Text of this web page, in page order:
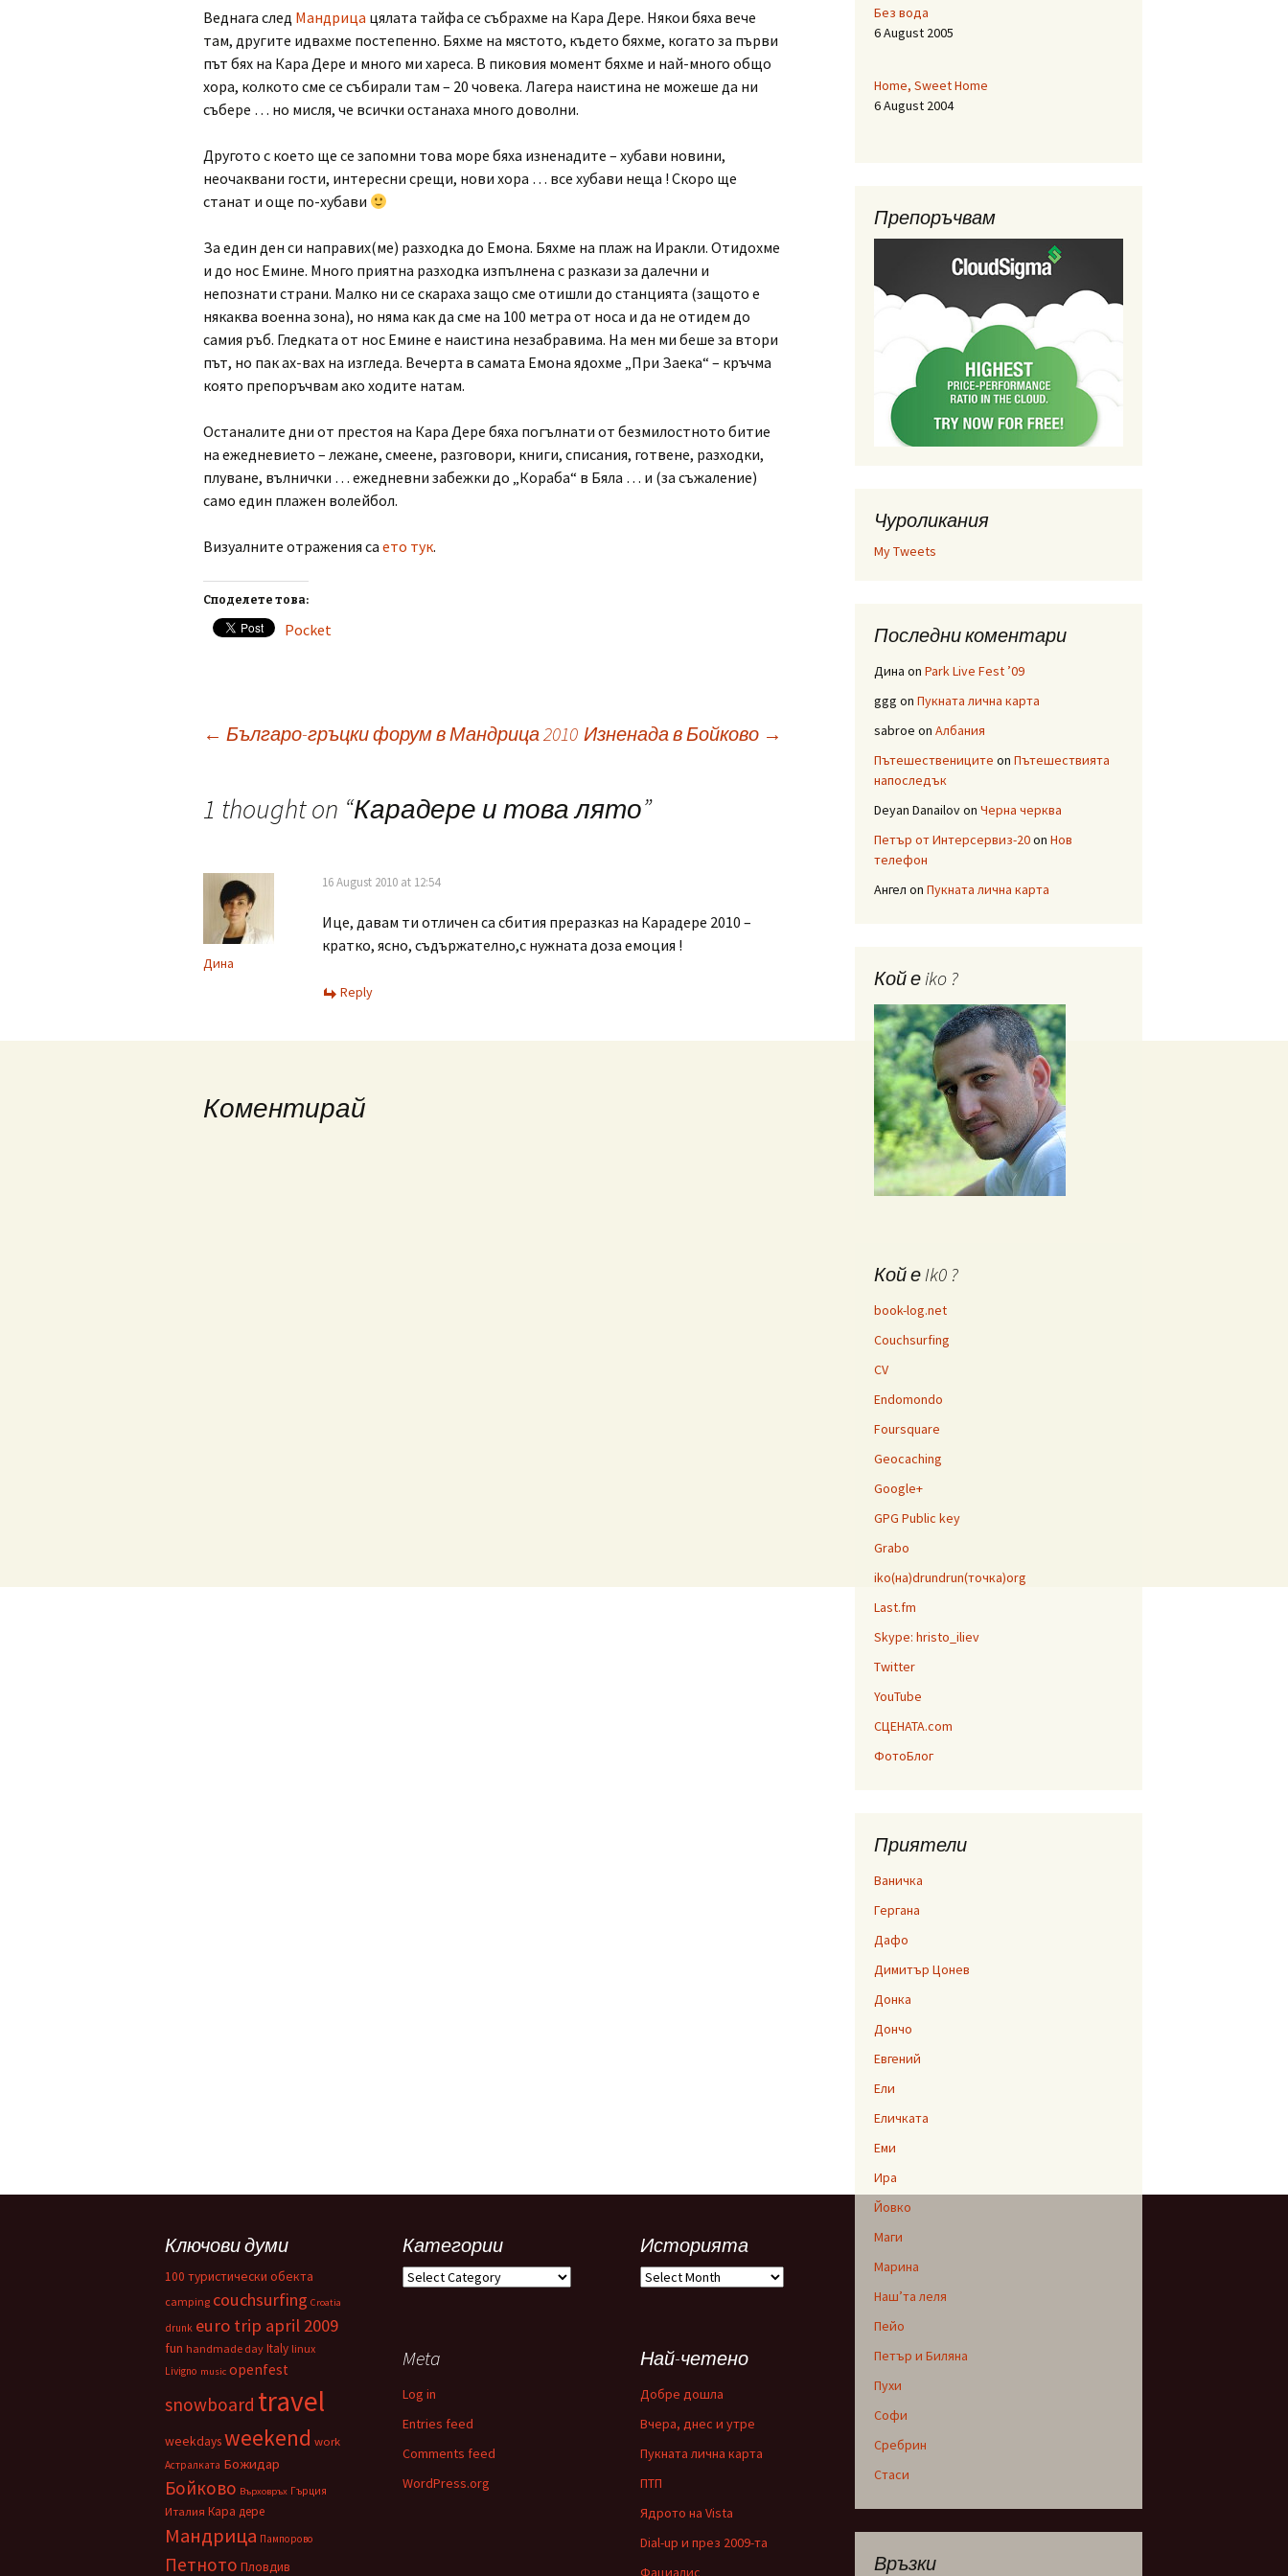
Веднага след Мандрица цялата тайфа се събрахме на Кара Дере. Някои бяха вече
там, другите идвахме постепенно. Бяхме на мястото, където бяхме, когато за първи
път бях на Кара Дере и много ми хареса. В пиковия момент бяхме и най-много общо
хора, колкото сме се събирали там – 20 човека. Лагера наистина не можеше да ни
събере … но мисля, че всички останаха много доволни.
Другото с което ще се запомни това море бяха изненадите – хубави новини,
неочаквани гости, интересни срещи, нови хора … все хубави неща ! Скоро ще
станат и още по-хубави
За един ден си направих(ме) разходка до Емона. Бяхме на плаж на Иракли. Отидохме
и до нос Емине. Много приятна разходка изпълнена с разкази за далечни и
непознати страни. Малко ни се скараха защо сме отишли до станцията (защото е
някаква военна зона), но няма как да сме на 100 метра от носа и да не отидем до
самия ръб. Гледката от нос Емине е наистина незабравима. На мен ми беше за втори
път, но пак ах-вах на изгледа. Вечерта в самата Емона ядохме „При Заека“ – кръчма
която препоръчвам ако ходите натам.
Останалите дни от престоя на Кара Дере бяха погълнати от безмилостното битие
на ежедневието – лежане, смеене, разговори, книги, списания, готвене, разходки,
плуване, вълнички … ежедневни забежки до „Кораба“ в Бяла … и (за съжаление)
само един плажен волейбол.
Визуалните отражения са ето тук.
Споделете това:
Pocket
navigation
← Българо-гръцки форум в Мандрица 2010 Изненада в Бойково →
1 thought on “Карадере и това лято”
Дина
16 August 2010 at 12:54
Ице, давам ти отличен са сбития преразказ на Карадере 2010 –
кратко, ясно, съдържателно,с нужната доза емоция !
Reply
Коментирай
Без вода
6 August 2005
Home, Sweet Home
6 August 2004
Препоръчвам
Чуроликания
My Tweets
Последни коментари
Дина on Park Live Fest ’09
ggg on Пукната лична карта
sabroe on Албания
Пътешествениците on Пътешествията
напоследък
Deyan Danailovon Черна черква
Петър от Интерсервиз-20on Нов
телефон
Ангел on Пукната лична карта
Кой е iko ?
Кой е Ik0 ?
book-log.net
Couchsurfing
CV
Endomondo
Foursquare
Geocaching
Google+
GPG Public key
Grabo
iko(на)drundrun(точка)org
Last.fm
Skype: hristo_iliev
Twitter
YouTube
СЦЕНАТА.com
ФотоБлог
Приятели
Ваничка
Гергана
Дафо
Димитър Цонев
Донка
Дончо
Евгений
Ели
Еличката
Еми
Ира
Йовко
Маги
Марина
Наш’та леля
Пейо
Петър и Биляна
Пухи
Софи
Сребрин
Стаси
Връзки
Ключови думи
100 туристически обекта
camping couchsurfing Croatia
drunk euro trip april 2009
fun handmade day Italy linux
Livigno music openfest
snowboard travel
weekdaysweekend work
Астралката Божидар
Бойково Върховръх Гърция
Италия Кара дере
Мандрица Пампорово
Петното Пловдив
Категории
Категории
Историята
Историята
Meta
Log in
Entries feed
Comments feed
WordPress.org
Най-четено
Добре дошла
Вчера, днес и утре
Пукната лична карта
ПТП
Ядрото на Vista
Dial-up и през 2009-та
Фациалис